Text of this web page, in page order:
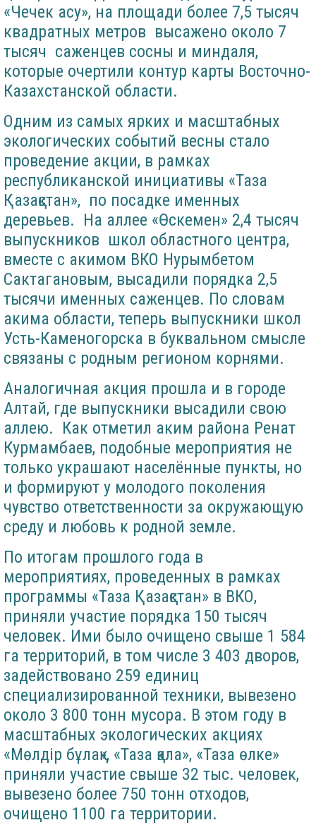
«Чечек асу», на площади более 7,5 тысяч
квадратных метров высажено около 7
тысяч саженцев сосны и миндаля,
которые очертили контур карты Восточно-
Казахстанской области.
Одним из самых ярких и масштабных
экологических событий весны стало
проведение акции, в рамках
республиканской инициативы «Таза
Қазақстан», по посадке именных
деревьев. На аллее «Өскемен» 2,4 тысяч
выпускников школ областного центра,
вместе с акимом ВКО Нурымбетом
Сактагановым, высадили порядка 2,5
тысячи именных саженцев. По словам
акима области, теперь выпускники школ
Усть-Каменогорска в буквальном смысле
связаны с родным регионом корнями.
Аналогичная акция прошла и в городе
Алтай, где выпускники высадили свою
аллею. Как отметил аким района Ренат
Курмамбаев, подобные мероприятия не
только украшают населённые пункты, но
и формируют у молодого поколения
чувство ответственности за окружающую
среду и любовь к родной земле.
По итогам прошлого года в
мероприятиях, проведенных в рамках
программы «Таза Қазақстан» в ВКО,
приняли участие порядка 150 тысяч
человек. Ими было очищено свыше 1 584
га территорий, в том числе 3 403 дворов,
задействовано 259 единиц
специализированной техники, вывезено
около 3 800 тонн мусора. В этом году в
масштабных экологических акциях
«Мөлдір бұлақ», «Таза қала», «Таза өлке»
приняли участие свыше 32 тыс. человек,
вывезено более 750 тонн отходов,
очищено 1100 га территории.